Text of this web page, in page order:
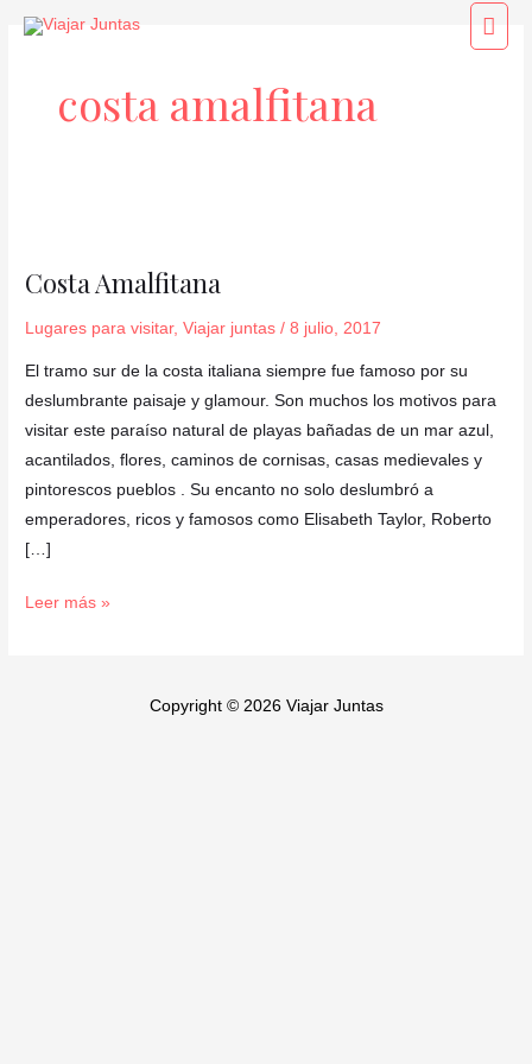
costa amalfitana
Costa Amalfitana
Lugares para visitar,Viajar juntas /8 julio, 2017
El tramo sur de la costa italiana siempre fue famoso por su
deslumbrante paisaje y glamour. Son muchos los motivos para
visitar este paraíso natural de playas bañadas de un mar azul,
acantilados, flores, caminos de cornisas, casas medievales y
pintorescos pueblos . Su encanto no solo deslumbró a
emperadores, ricos y famosos como Elisabeth Taylor, Roberto
[…]
Leer más »
Copyright © 2026 Viajar Juntas